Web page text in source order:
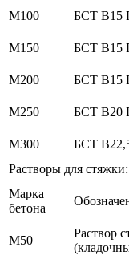
М100
БСТ В15
М150
БСТ В15
М200
БСТ В15
М250
БСТ В20
М300
БСТ
Растворы для
Марка
бетона
М50
Раствор